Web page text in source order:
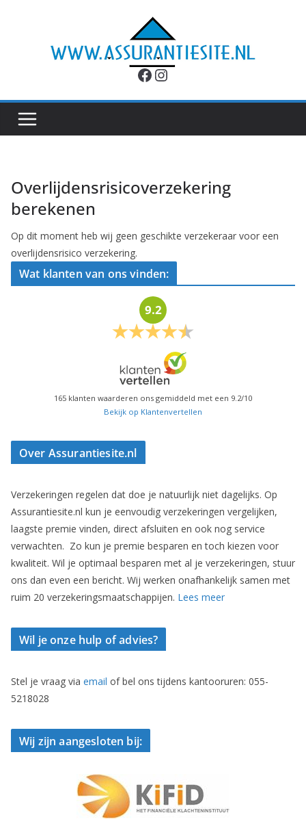
Facebook
Instagram
Overlijdensrisicoverzekering
berekenen
Op dit moment heb wij geen geschikte verzekeraar voor een
overlijdensrisico verzekering.
Wat klanten van ons vinden:
9.2
165 klanten waarderen ons gemiddeld met een 9.2/10
Bekijk op Klantenvertellen
Over Assurantiesite.nl
Verzekeringen regelen dat doe je natuurlijk niet dagelijks. Op
Assurantiesite.nl kun je eenvoudig verzekeringen vergelijken,
laagste premie vinden, direct afsluiten en ook nog service
verwachten. Zo kun je premie besparen en toch kiezen voor
kwaliteit. Wil je optimaal besparen met al je verzekeringen, stuur
ons dan even een bericht. Wij werken onafhankelijk samen met
ruim 20 verzekeringsmaatschappijen. Lees meer
Wil je onze hulp of advies?
Stel je vraag via email of bel ons tijdens kantooruren: 055-
5218028
Wij zijn aangesloten bij: